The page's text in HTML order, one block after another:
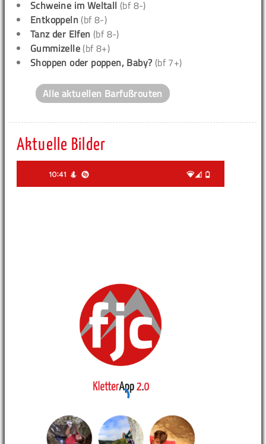
Schweine im Weltall (bf 8-)
Entkoppeln (bf 8-)
Tanz der Elfen (bf 8-)
Gummizelle (bf 8+)
Shoppen oder poppen, Baby? (bf 7+)
Alle aktuellen Barfußrouten
Aktuelle Bilder